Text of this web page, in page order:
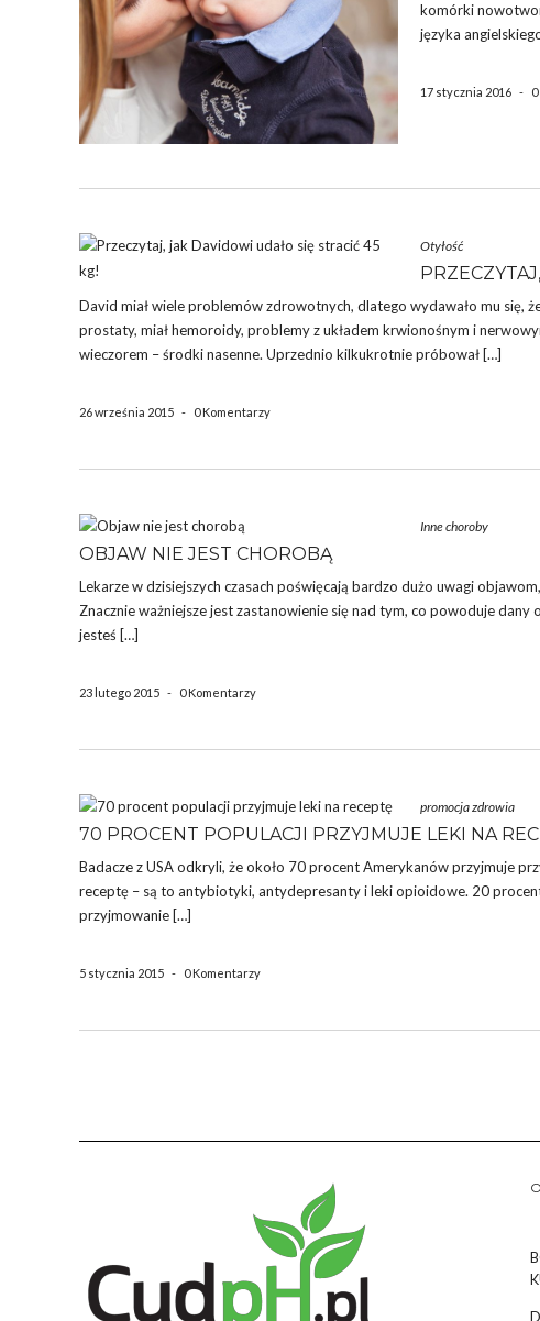
komórki
języka
17 stycznia 2016 -
Otyłość
David miał wiele problemów zdrowotnych, dlatego wydawało mu się,
prostaty, miał hemoroidy, problemy z układem krwionośnym i
wieczorem – środki nasenne. Uprzednio kilkukrotnie próbował […]
26 września 2015 - 0 Komentarzy
Inne choroby
OBJAW NIE JEST CHOROBĄ
Lekarze w dzisiejszych czasach poświęcają bardzo dużo uwagi
Znacznie ważniejsze jest zastanowienie się nad tym, co powoduje dany
jesteś […]
23 lutego 2015 - 0 Komentarzy
promocja zdrowia
70 PROCENT POPULACJI PRZYJMUJE LEKI NA
Badacze z USA odkryli, że około 70 procent Amerykanów przyjmuje
receptę – są to antybiotyki, antydepresanty i leki opioidowe. 20
przyjmowanie […]
5 stycznia 2015 - 0 Komentarzy